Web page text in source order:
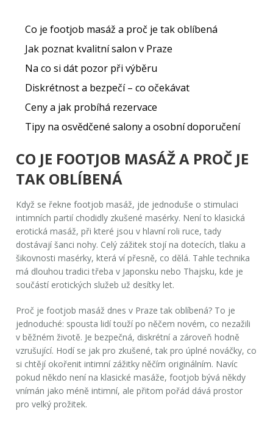
Co je footjob masáž a proč je tak oblíbená
Jak poznat kvalitní salon v Praze
Na co si dát pozor při výběru
Diskrétnost a bezpečí – co očekávat
Ceny a jak probíhá rezervace
Tipy na osvědčené salony a osobní doporučení
CO JE FOOTJOB MASÁŽ A PROČ JE
TAK OBLÍBENÁ
Když se řeknefootjob masáž, jde jednoduše o stimulaci
intimních partií chodidly zkušené masérky. Není to klasická
erotická masáž, při které jsou v hlavní roli ruce, tady
dostávají šanci nohy. Celý zážitek stojí na dotecích, tlaku a
šikovnosti masérky, která ví přesně, co dělá. Tahle technika
má dlouhou tradici třeba v Japonsku nebo Thajsku, kde je
součástí erotických služeb už desítky let.
Proč jefootjob masáž dnes v Praze tak oblíbená? To je
jednoduché: spousta lidí touží po něčem novém, co nezažili
v běžném životě. Je bezpečná, diskrétní a zároveň hodně
vzrušující. Hodí se jak pro zkušené, tak pro úplné nováčky, co
si chtějí okořenit intimní zážitky něčím originálním. Navíc
pokud někdo není na klasické masáže, footjob bývá někdy
vnímán jako méně intimní, ale přitom pořád dává prostor
pro velký prožitek.